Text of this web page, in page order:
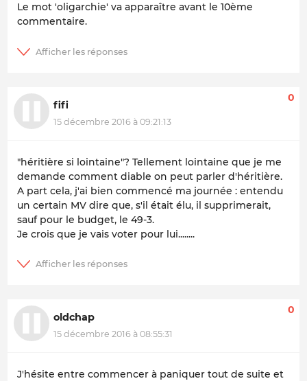
Le mot 'oligarchie' va apparaître avant le 10ème
commentaire.
fifi
15 décembre 2016 à 09:21:13
0
"héritière si lointaine"? Tellement lointaine que je me
demande comment diable on peut parler d'héritière.
A part cela, j'ai bien commencé ma journée : entendu
un certain MV dire que, s'il était élu, il supprimerait,
sauf pour le budget, le 49-3.
Je crois que je vais voter pour lui........
oldchap
15 décembre 2016 à 08:55:31
0
J'hésite entre commencer à paniquer tout de suite et